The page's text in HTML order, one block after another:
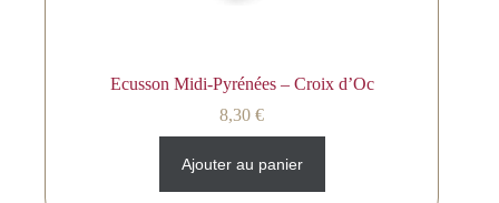
Ecusson Midi-Pyrénées – Croix d’Oc
8,30€
Ajouter au panier